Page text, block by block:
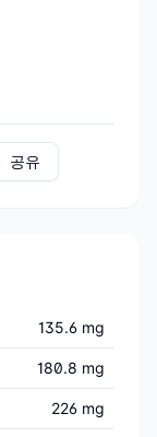
공유
135.6 mg
180.8 mg
226 mg